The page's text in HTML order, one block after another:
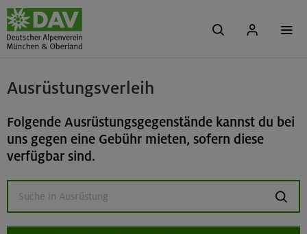
Ausrüstungsverleih
Folgende Ausrüstungsgegenstände kannst du bei
uns gegen eine Gebühr mieten, sofern diese
verfügbar sind.
suchen